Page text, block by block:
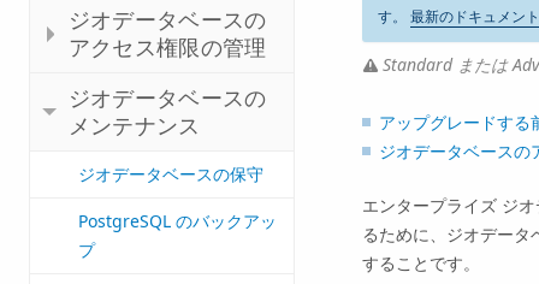
ジオデータベースの
アクセス権限の管理
ジオデータベースの
メンテナンス
ジオデータベースの保守
PostgreSQL のバックアッ
プ
す。 最新のドキュメン
Standard または
アップグレードする
ジオデータベースの
エンタープライズ ジ
るために、ジオデー
することです。